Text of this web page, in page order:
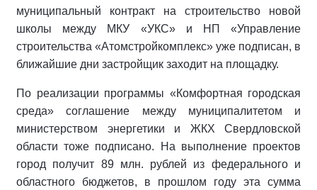
муниципальный контракт на строительство новой
школы между МКУ «УКС» и НП «Управление
строительства «Атомстройкомплекс» уже подписан, в
ближайшие дни застройщик заходит на площадку.
По реализации программы «Комфортная городская
среда» соглашение между муниципалитетом и
министерством энергетики и ЖКХ Свердловской
области тоже подписано. На выполнение проектов
город получит 89 млн. рублей из федерального и
областного бюджетов, в прошлом году эта сумма